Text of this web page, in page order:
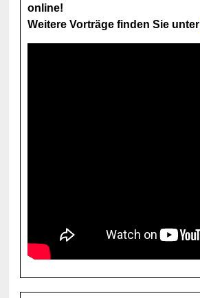
online!
Weitere Vorträge finden Sie unter